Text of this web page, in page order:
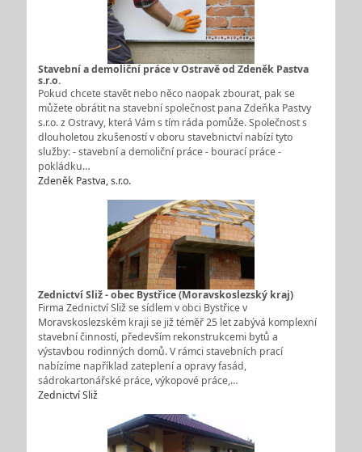
Stavební a demoliční práce v Ostravě od Zdeněk Pastva
s.r.o.
Pokud chcete stavět nebo něco naopak zbourat, pak se
můžete obrátit na stavební společnost pana Zdeňka Pastvy
s.r.o. z Ostravy, která Vám s tím ráda pomůže. Společnost s
dlouholetou zkušeností v oboru stavebnictví nabízí tyto
služby: - stavební a demoliční práce - bourací práce -
pokládku…
Zdeněk Pastva, s.r.o.
Zednictví Sliž - obec Bystřice (Moravskoslezský kraj)
Firma Zednictví Sliž se sídlem v obci Bystřice v
Moravskoslezském kraji se již téměř 25 let zabývá komplexní
stavební činností, především rekonstrukcemi bytů a
výstavbou rodinných domů. V rámci stavebních prací
nabízíme například zateplení a opravy fasád,
sádrokartonářské práce, výkopové práce,…
Zednictví Sliž